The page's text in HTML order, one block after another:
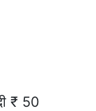
₹ 50